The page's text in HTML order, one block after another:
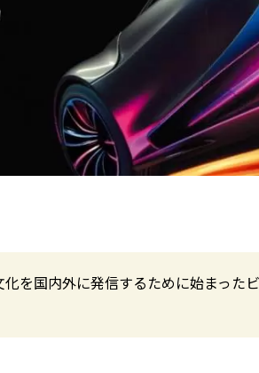
を国内外に発信するために始まった